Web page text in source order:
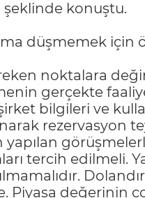
şeklinde konuştu.
düşmemek için
noktalara
gerçekte
bilgileri ve
rezervasyon
yapılan
tercih edilmeli.
Piyasa değerinin